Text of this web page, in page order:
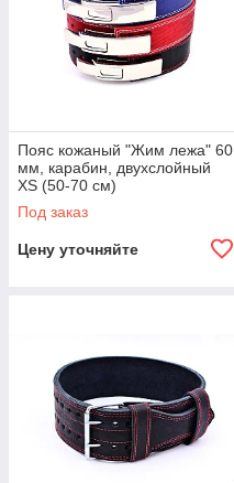
Пояс кожаный "Жим лежа" 60
мм, карабин, двухслойный
XS (50-70 см)
Под заказ
Цену уточняйте